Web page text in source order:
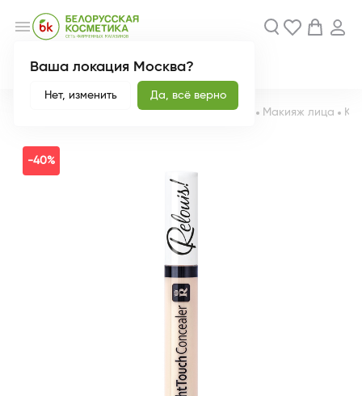
Ваша локация Москва?
Нет, изменить Да, всё верно
menu
Новинки Акции
Декоративная косметика Макияж лица
-40%